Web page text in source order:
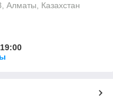
Алматы, Казахстан